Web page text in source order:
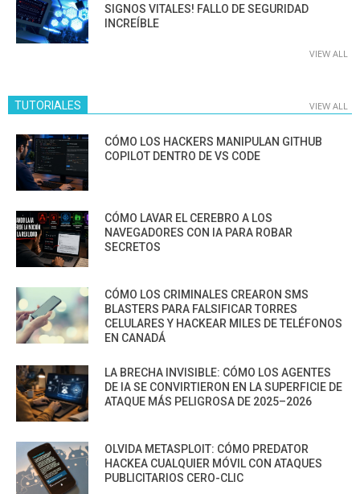
SIGNOS VITALES! FALLO DE SEGURIDAD
INCREÍBLE
VIEW ALL
TUTORIALES VIEW ALL
CÓMO LOS HACKERS MANIPULAN GITHUB
COPILOT DENTRO DE VS CODE
CÓMO LAVAR EL CEREBRO A LOS
NAVEGADORES CON IA PARA ROBAR
SECRETOS
CÓMO LOS CRIMINALES CREARON SMS
BLASTERS PARA FALSIFICAR TORRES
CELULARES Y HACKEAR MILES DE TELÉFONOS
EN CANADÁ
LA BRECHA INVISIBLE: CÓMO LOS AGENTES
DE IA SE CONVIRTIERON EN LA SUPERFICIE DE
ATAQUE MÁS PELIGROSA DE 2025–2026
OLVIDA METASPLOIT: CÓMO PREDATOR
HACKEA CUALQUIER MÓVIL CON ATAQUES
PUBLICITARIOS CERO-CLIC